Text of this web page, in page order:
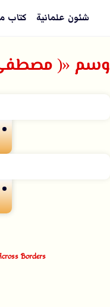
شئون علمانية كتاب
وسم «(
Borders